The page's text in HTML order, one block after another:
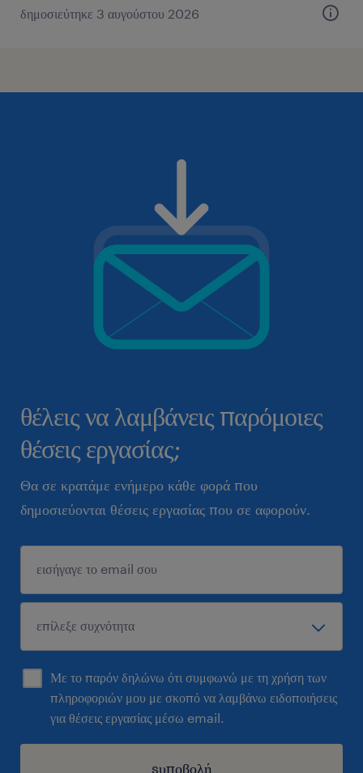
δημοσιεύτηκε 3 αυγούστου 2026
θέλεις να λαμβάνεις παρόμοιες
θέσεις εργασίας;
Θα σε κρατάμε ενήμερο κάθε φορά που
δημοσιεύονται θέσεις εργασίας που σε αφορούν.
Με το παρόν δηλώνω ότι συμφωνώ με τη χρήση των
πληροφοριών μου με σκοπό να λαμβάνω ειδοποιήσεις
για θέσεις εργασίας μέσω email.
sυποβολή